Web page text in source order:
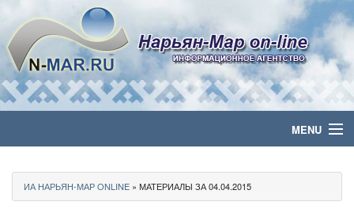
MENU
Политика
ИА НАРЬЯН-МАР ONLINE » МАТЕРИАЛЫ ЗА 04.04.2015